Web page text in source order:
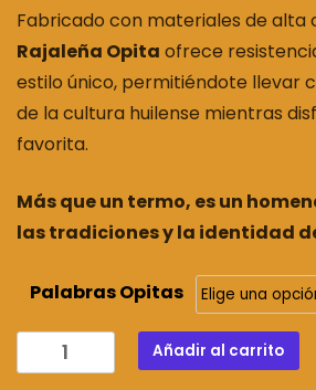
Fabricado con materiales de alta
Rajaleña Opita ofrece
estilo único, permitiéndote llevar
de la cultura huilense mientras
favorita.
Más que un termo, es un
las tradiciones y la identidad
Palabras Opitas
TERMO
RAJALEÑA
Añadir al carrito